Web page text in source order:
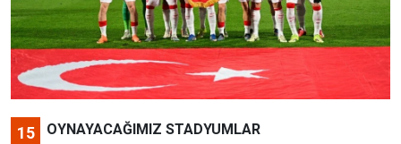
15 OYNAYACAĞIMIZ STADYUMLAR